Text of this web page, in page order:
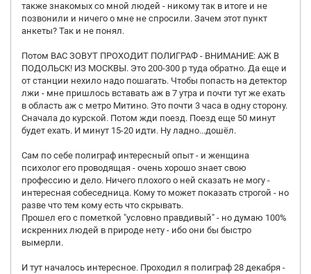
также знакомых со мной людей - никому так в итоге и не
позвонили и ничего о мне не спросили. Зачем этот пункт
анкеты? Так и не понял.
Потом ВАС ЗОВУТ ПРОХОДИТ ПОЛИГРАФ - ВНИМАНИЕ: АЖ В
ПОДОЛЬСК! ИЗ МОСКВЫ. Это 200-300 р туда обратно. Да еще и
от станции нехило надо пошагать. Чтобы попасть на детектор
лжи - мне пришлось вставать аж в 7 утра и почти тут же ехать
в область аж с метро Митино. Это почти 3 часа в одну сторону.
Сначала до курской. Потом жди поезд. Поезд еще 50 минут
будет ехать. И минут 15-20 идти. Ну ладно...дошёл.
Сам по себе полиграф интересный опыт - и женщина
психолог его проводящая - очень хорошо знает свою
профессию и дело. Ничего плохого о ней сказать не могу -
интересная собеседница. Кому то может показать строгой - но
разве что тем кому есть что скрывать.
Прошел его с пометкой "условно правдивый" - но думаю 100%
искренних людей в природе нету - ибо они бы быстро
вымерли.
И тут началось интересное. Проходил я полиграф 28 декабря -